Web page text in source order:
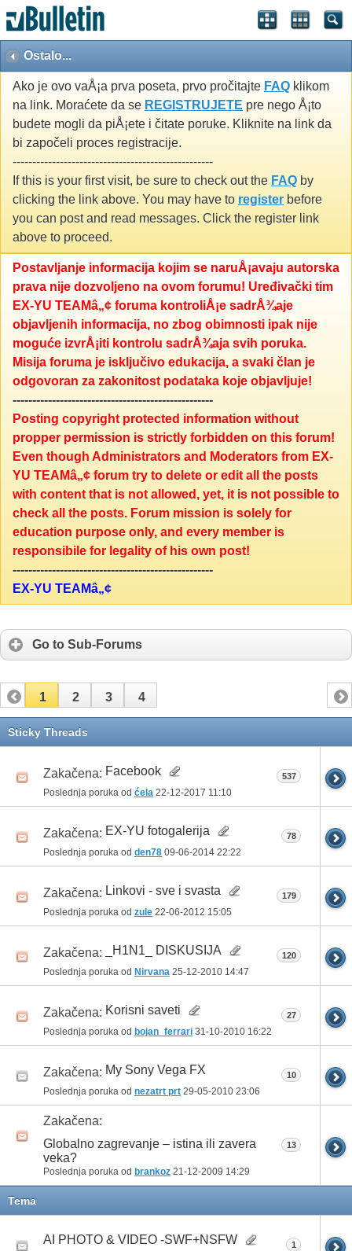
Ostalo...
Ako je ovo vaÅ¡a prva poseta, prvo pročitajte FAQ klikom
na link. Moraćete da se REGISTRUJETE pre nego Å¡to
budete mogli da piÅ¡ete i čitate poruke. Kliknite na link da
bi započeli proces registracije.
---------------------------------------------------
If this is your first visit, be sure to check out the FAQ by
clicking the link above. You may have to register before
you can post and read messages. Click the register link
above to proceed.
Postavljanje informacija kojim se naruÅ¡avaju autorska
prava nije dozvoljeno na ovom forumu! Uređivački tim
EX-YU TEAMâ„¢ foruma kontroliÅ¡e sadrÅ¾aje
objavljenih informacija, no zbog obimnosti ipak nije
moguće izvrÅ¡iti kontrolu sadrÅ¾aja svih poruka.
Misija foruma je isključivo edukacija, a svaki član je
odgovoran za zakonitost podataka koje objavljuje!
---------------------------------------------------
Posting copyright protected information without
propper permission is strictly forbidden on this forum!
Even though Administrators and Moderators from EX-
YU TEAMâ„¢ forum try to delete or edit all the posts
with content that is not allowed, yet, it is not possible to
check all the posts. Forum mission is solely for
education purpose only, and every member is
responsibile for legality of his own post!
---------------------------------------------------
EX-YU TEAMâ„¢
Go to Sub-Forums
1 2 3 4
Sticky Threads
Zakačena: Facebook
Poslednja poruka od ćela 22-12-2017 11:10
537
Zakačena: EX-YU fotogalerija
Poslednja poruka od den78 09-06-2014 22:22
78
Zakačena: Linkovi - sve i svasta
Poslednja poruka od zule 22-06-2012 15:05
179
Zakačena: _H1N1_ DISKUSIJA
Poslednja poruka od Nirvana 25-12-2010 14:47
120
Zakačena: Korisni saveti
Poslednja poruka od bojan_ferrari 31-10-2010 16:22
27
Zakačena: My Sony Vega FX
Poslednja poruka od nezatrt prt 29-05-2010 23:06
10
Zakačena:
Globalno zagrevanje – istina ili zavera
veka?
Poslednja poruka od brankoz 21-12-2009 14:29
13
Tema
AI PHOTO & VIDEO -SWF+NSFW 1